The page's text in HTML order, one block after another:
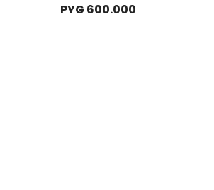
PYG 600.000